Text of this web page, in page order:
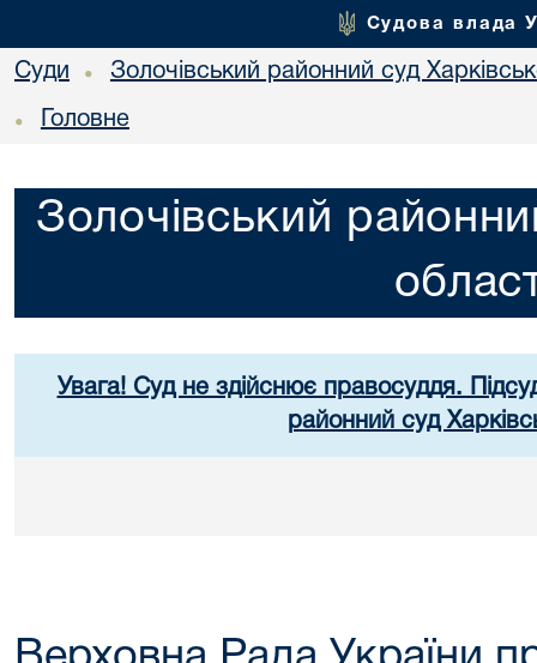
Судова влада
Суди • Золочівський районний суд
• Головне
Золочівський
Увага! Суд не здійснює правосуддя.
районний суд